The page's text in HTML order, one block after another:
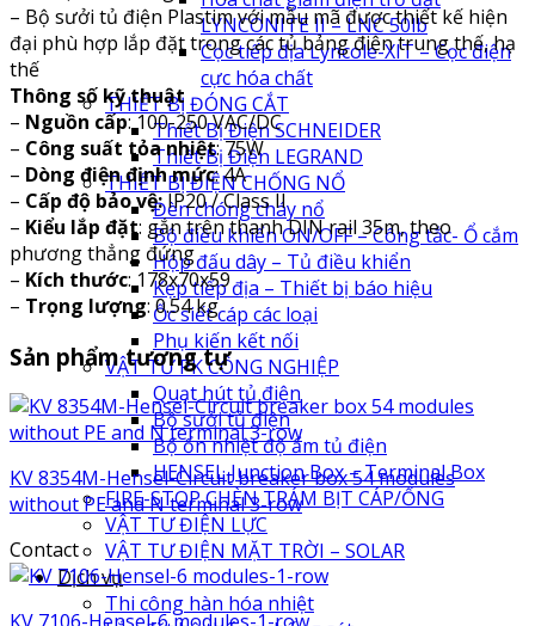
LYNCONITE II – LNC 50lb
Cọc tiếp địa Lyncole-XIT – Cọc điện
cực hóa chất
THIẾT BỊ ĐÓNG CẮT
Thiết Bị Điện SCHNEIDER
Thiết Bị Điện LEGRAND
THIẾT BỊ ĐIỆN CHỐNG NỔ
Đèn chóng cháy nổ
Bộ điều khiển ON/OFF – Công tắc- Ổ cắm
Hộp đấu dây – Tủ điều khiển
Kẹp tiếp địa – Thiết bị báo hiệu
Ốc siết cáp các loại
Phụ kiến kết nối
VẬT TƯ PK CÔNG NGHIỆP
Quạt hút tủ điện
Bộ sưởi tủ điện
Bộ ổn nhiệt độ ẩm tủ điện
HENSEL Junction Box – Terminal Box
FIRE-STOP CHÈN TRÁM BỊT CÁP/ỐNG
VẬT TƯ ĐIỆN LỰC
VẬT TƯ ĐIỆN MẶT TRỜI – SOLAR
Dịch vụ
Thi công hàn hóa nhiệt
– Bộ sưởi tủ điện Plastim với mẫu mã được thiết kế hiện
đại phù hợp lắp đặt trong các tủ bảng điện trung thế, hạ
thế
Thông số kỹ thuật
– Nguồn cấp: 100-250 VAC/DC
– Công suất tỏa nhiệt: 75W
– Dòng điện định mức: 4A
– Cấp độ bảo vệ:IP20 / Class II
– Kiểu lắp đặt: gắn trên thanh DIN rail 35m, theo
phương thẳng đứng
– Kích thước: 178x70x59
– Trọng lượng: 0.54 kg
Sản phẩm tương tự
KV 8354M-Hensel-Circuit breaker box 54 modules
without PE and N terminal 3-row
Contact